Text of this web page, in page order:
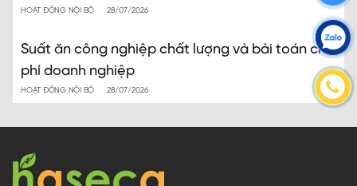
HOẠT ĐỘNG NỘI BỘ 28/07/2026
Suất ăn công nghiệp chất lượng và bài toán chi
phí doanh nghiệp
HOẠT ĐỘNG NỘI BỘ 28/07/2026